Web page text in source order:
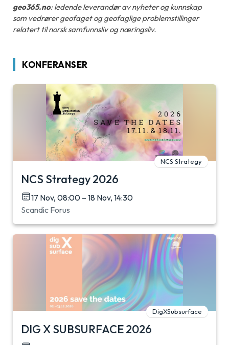
geo365.no: ledende leverandør av nyheter og kunnskap
som vedrører geofaget og geofaglige problemstillinger
relatert til norsk samfunnsliv og næringsliv.
KONFERANSER
NCS Strategy
NCS Strategy 2026
17 Nov, 08:00 – 18 Nov, 14:30
Scandic Forus
DigXSubsurface
DIG X SUBSURFACE 2026